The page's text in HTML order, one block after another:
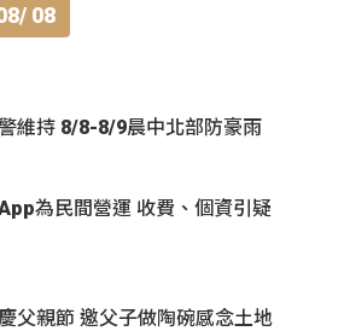
08
維持 8/8-8/9晨中北部防豪雨
為民間營運 收費、個資引疑
父親節 邀父子做陶碗感念土地